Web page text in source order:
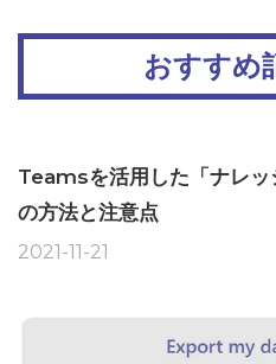
おすすめ
Teamsを活用した「ナレッ
の方法と注意点
2021-11-21